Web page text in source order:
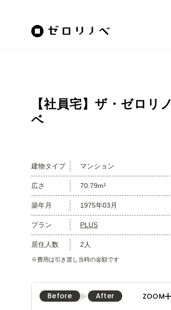
【社員宅】ザ・ゼロリノ
ベ
建物タイプ マンション
広さ 70.79m²
築年月 1975年03月
プラン PLUS
居住人数 2人
※費用は引き渡し当時の金額です
Before After ZOOM